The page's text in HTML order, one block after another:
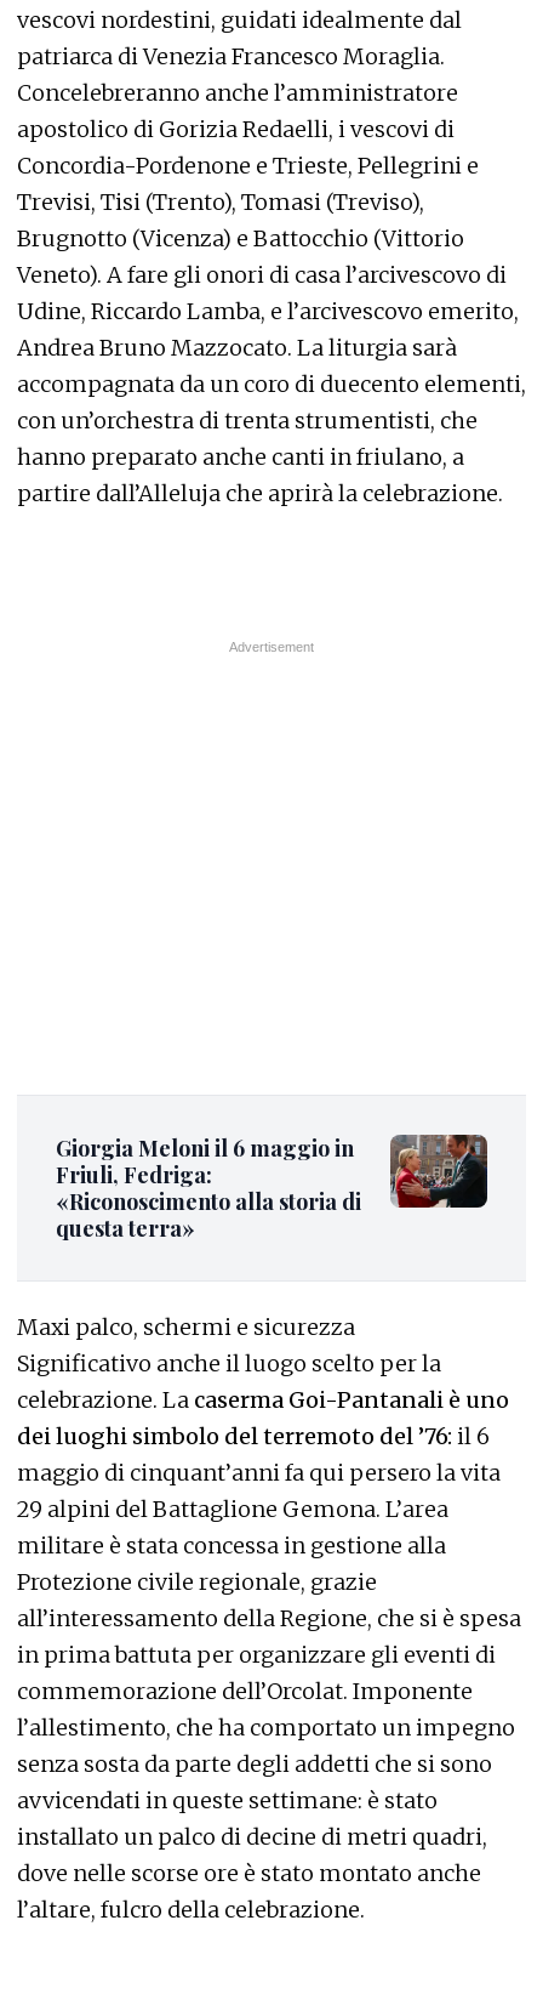
vescovi nordestini, guidati idealmente dal
patriarca di Venezia Francesco Moraglia.
Concelebreranno anche l’amministratore
apostolico di Gorizia Redaelli, i vescovi di
Concordia-Pordenone e Trieste, Pellegrini e
Trevisi, Tisi (Trento), Tomasi (Treviso),
Brugnotto (Vicenza) e Battocchio (Vittorio
Veneto). A fare gli onori di casa l’arcivescovo di
Udine, Riccardo Lamba, e l’arcivescovo emerito,
Andrea Bruno Mazzocato. La liturgia sarà
accompagnata da un coro di duecento elementi,
con un’orchestra di trenta strumentisti, che
hanno preparato anche canti in friulano, a
partire dall’Alleluja che aprirà la celebrazione.
Giorgia Meloni il 6 maggio in
Friuli, Fedriga:
«Riconoscimento alla storia di
questa terra»
Maxi palco, schermi e sicurezza
Significativo anche il luogo scelto per la
celebrazione. La caserma Goi-Pantanali è uno
dei luoghi simbolo del terremoto del ’76: il 6
maggio di cinquant’anni fa qui persero la vita
29 alpini del Battaglione Gemona. L’area
militare è stata concessa in gestione alla
Protezione civile regionale, grazie
all’interessamento della Regione, che si è spesa
in prima battuta per organizzare gli eventi di
commemorazione dell’Orcolat. Imponente
l’allestimento, che ha comportato un impegno
senza sosta da parte degli addetti che si sono
avvicendati in queste settimane: è stato
installato un palco di decine di metri quadri,
dove nelle scorse ore è stato montato anche
l’altare, fulcro della celebrazione.